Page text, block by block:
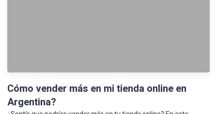
Cómo vender más en mi tienda online en
Argentina?